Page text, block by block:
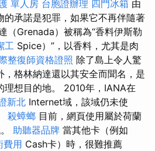
單人房 台胞證辦理 四門冰箱 由
的承諾是犯罪，如果它不再伴隨著
（Grenada）被稱為“香料伊斯勒
工 Spice）”，以香料，尤其是肉
整復師資格證照 除了島上令人驚
，格林納達還以其安全而聞名，是
理想目的地。 2010年，IANA在
新北 Internet域，該域仍未使
殺蟑螂 目前，網頁使用屬於荷蘭
助聽器品牌 當其他卡（例如
費用 Cash卡）時，很難推薦